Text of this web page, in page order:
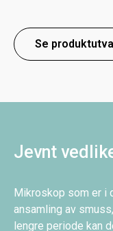
Se
Jevnt
Mikroskop som er i
ansamling av
lengre periode kan